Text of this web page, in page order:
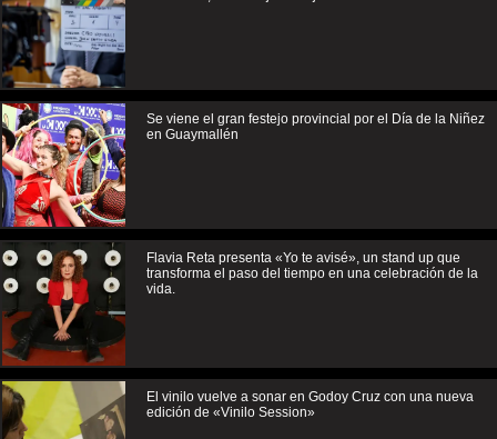
Se viene el gran festejo provincial por el Día de la Niñez
en Guaymallén
Flavia Reta presenta «Yo te avisé», un stand up que
transforma el paso del tiempo en una celebración de la
vida.
El vinilo vuelve a sonar en Godoy Cruz con una nueva
edición de «Vinilo Session»